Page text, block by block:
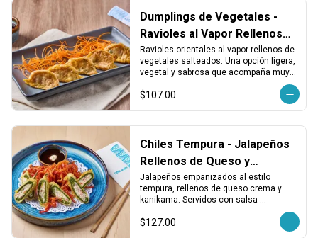
Dumplings de Vegetales -
Ravioles al Vapor Rellenos
de Vegetales
Ravioles orientales al vapor rellenos de
vegetales salteados. Una opción ligera,
vegetal y sabrosa que acompaña muy
$107.00
Chiles Tempura - Jalapeños
Rellenos de Queso y
Kanikama
Jalapeños empanizados al estilo
tempura, rellenos de queso crema y
kanikama. Servidos con salsa
sabrosa con un toque picante
$127.00